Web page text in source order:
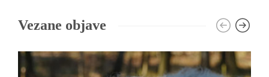
Vezane objave